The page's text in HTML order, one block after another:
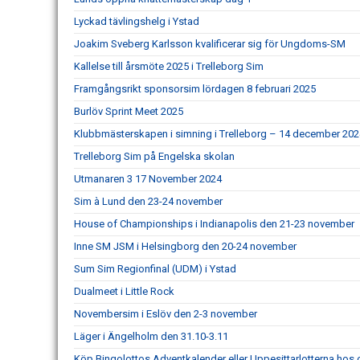
Lyckad tävlingshelg i Ystad
Joakim Sveberg Karlsson kvalificerar sig för Ungdoms-SM
Kallelse till årsmöte 2025 i Trelleborg Sim
Framgångsrikt sponsorsim lördagen 8 februari 2025
Burlöv Sprint Meet 2025
Klubbmästerskapen i simning i Trelleborg – 14 december
Trelleborg Sim på Engelska skolan
Utmanaren 3 17 November 2024
Sim à Lund den 23-24 november
House of Championships i Indianapolis den 21-23 november
Inne SM JSM i Helsingborg den 20-24 november
Sum Sim Regionfinal (UDM) i Ystad
Dualmeet i Little Rock
Novembersim i Eslöv den 2-3 november
Läger i Ängelholm den 31.10-3.11